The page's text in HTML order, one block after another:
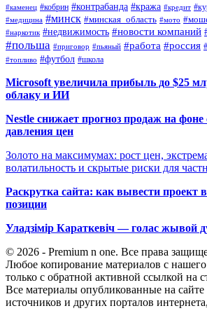
#каменец #кобрин #контрабанда #кража #кредит
#медицина #минск #минская_область #мото
#наркотик #недвижимость #новости компаний
#польша #приговор #пьяный #работа #россия
#топливо #футбол #школа
Microsoft увеличила прибыль до $25
облаку и ИИ
Nestle снижает прогноз продаж на фоне
давления цен
Золото на максимумах: рост цен,
волатильность и скрытые риски для
Раскрутка сайта: как вывести проект
позиции
Уладзімір Караткевіч — голас жывой
© 2026 - Premium n one. Все права
Любое копирование материалов с нашего
только с обратной активной ссылкой на
Все материалы опубликованные на
источников и других порталов